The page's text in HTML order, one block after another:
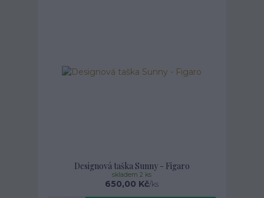
Designová taška Sunny - Figaro
650,00 Kč/ks
skladem 2 ks